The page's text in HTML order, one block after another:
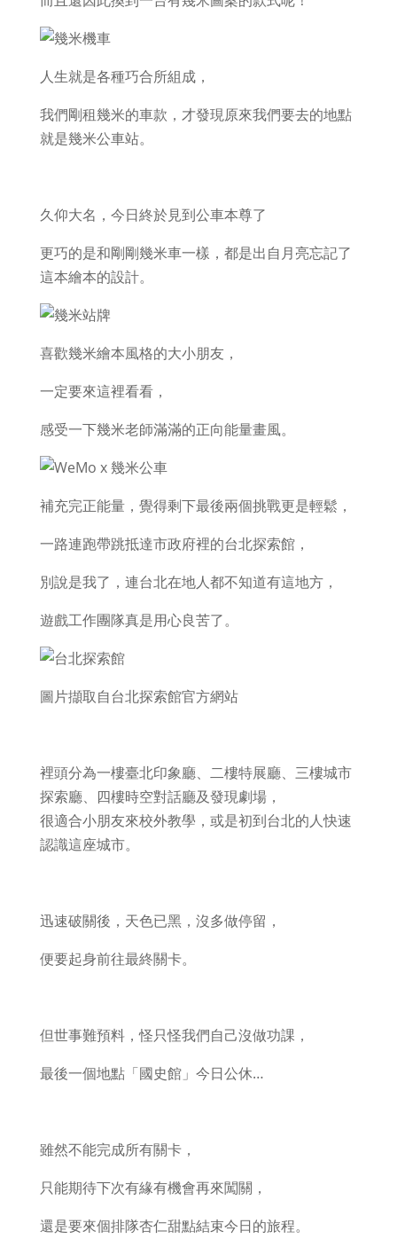
人生就是各種巧合所組成，
我們剛租幾米的車款，才發現原來我們要去的地點
就是幾米公車站。
久仰大名，今日終於見到公車本尊了
更巧的是和剛剛幾米車一樣，都是出自月亮忘記了
這本繪本的設計。
喜歡幾米繪本風格的大小朋友，
一定要來這裡看看，
感受一下幾米老師滿滿的正向能量畫風。
補充完正能量，覺得剩下最後兩個挑戰更是輕鬆，
一路連跑帶跳抵達市政府裡的台北探索館，
別說是我了，連台北在地人都不知道有這地方，
遊戲工作團隊真是用心良苦了。
圖片擷取自台北探索館官方網站
裡頭分為一樓臺北印象廳、二樓特展廳、三樓城市
探索廳、四樓時空對話廳及發現劇場，
很適合小朋友來校外教學，或是初到台北的人快速
認識這座城市。
迅速破關後，天色已黑，沒多做停留，
便要起身前往最終關卡。
但世事難預料，怪只怪我們自己沒做功課，
最後一個地點「國史館」今日公休…
雖然不能完成所有關卡，
只能期待下次有緣有機會再來闖關，
還是要來個排隊杏仁甜點結束今日的旅程。